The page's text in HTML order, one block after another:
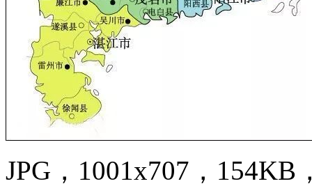
JPG，1001x707，154KB